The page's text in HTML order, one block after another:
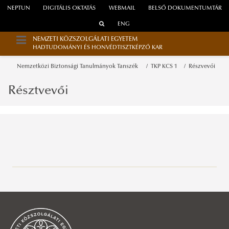
WEBMAIL
NEPTUN DIGITÁLIS OKTATÁS BELSŐ DOKUMENTUMTÁR
ENG
NEMZETI KÖZSZOLGÁLATI EGYETEM
HADTUDOMÁNYI ÉS HONVÉDTISZTKÉPZŐ KAR
Nemzetközi Biztonsági Tanulmányok Tanszék TKP KCS 1 Részvevői
Hadtörténelem Tanszék
Köszöntő
Munkatársak
Honvédelmi Jogi és Igazgatási Tanszék
Köszöntő
Katonai Vezetéstudományi Tanszék
Katonai Infokommunikációs Intézet
Elektronikai Hadviselés Tanszék
Köszöntő
Infokommunikációs és Információbiztonsági Tanszék
Katonai Logisztikai Intézet
Hadtáp, Pénzügyi és Katonai Közlekedési Tanszék
Katonai Repülő Intézet
Résztvevői